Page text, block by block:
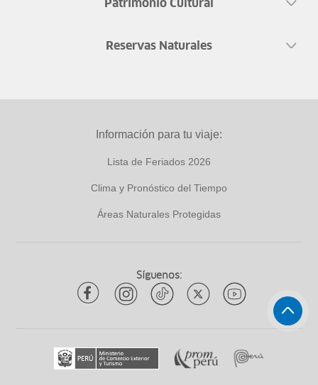
Patrimonio Cultural
Reservas Naturales
Información para tu viaje:
Lista de Feriados 2026
Clima y Pronóstico del Tiempo
Áreas Naturales Protegidas
Síguenos: